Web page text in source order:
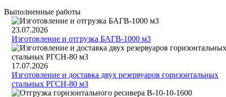
Выполненные работы
23.07.2026
Изготовление и отгрузка БАГВ-1000 м3
17.07.2026
Изготовление и доставка двух резервуаров горизонтальных
стальных РГСН-80 м3